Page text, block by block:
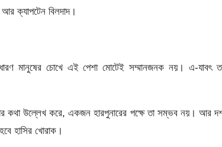
আর ক্যাপটেন বিলদাদ।
মানুষের চোখে এই পেশা মোটেই সম্মানজনক নয়। এ-যাবৎ
কথা উল্লেখ করে, একজন হারপুনারের পক্ষে তা সম্ভব নয়। আর
হাসির খোরাক।